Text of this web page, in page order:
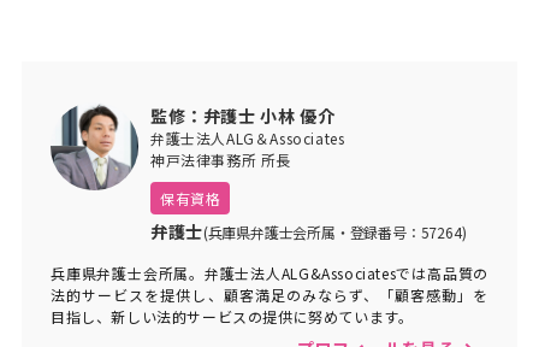
監修：弁護士 小林 優介
弁護士法人ALG＆Associates
神戸法律事務所 所長
保有資格
弁護士(兵庫県弁護士会所属・登録番号：57264)
兵庫県弁護士会所属。弁護士法人ALG&Associatesでは高品質の
法的サービスを提供し、顧客満足のみならず、「顧客感動」を
目指し、新しい法的サービスの提供に努めています。